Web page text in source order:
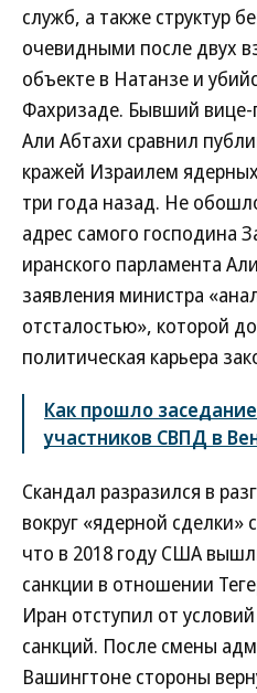
служб, а также структур
очевидными после двух
объекте в Натанзе и
Фахризаде. Бывший
Али Абтахи сравнил
кражей Израилем
три года назад. Не
адрес самого господина
иранского парламента
заявления министра
отсталостью», которой
политическая карьера
Как прошло
участников СВПД в
Скандал разразился в
вокруг «ядерной сделки»
что в 2018 году США
санкции в отношении
Иран отступил от
санкций. После смены
Вашингтоне стороны